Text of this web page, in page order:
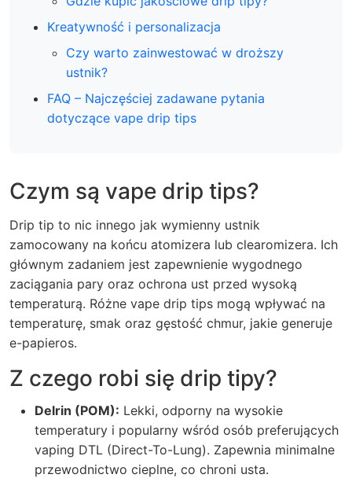
Kreatywność i personalizacja
Czy warto zainwestować w droższy
ustnik?
FAQ – Najczęściej zadawane pytania
dotyczące vape drip tips
Czym są vape drip tips?
Drip tip to nic innego jak wymienny ustnik
zamocowany na końcu atomizera lub clearomizera. Ich
głównym zadaniem jest zapewnienie wygodnego
zaciągania pary oraz ochrona ust przed wysoką
temperaturą. Różne vape drip tips mogą wpływać na
temperaturę, smak oraz gęstość chmur, jakie generuje
e-papieros.
Z czego robi się drip tipy?
Delrin (POM): Lekki, odporny na wysokie
temperatury i popularny wśród osób preferujących
vaping DTL (Direct-To-Lung). Zapewnia minimalne
przewodnictwo cieplne, co chroni usta.